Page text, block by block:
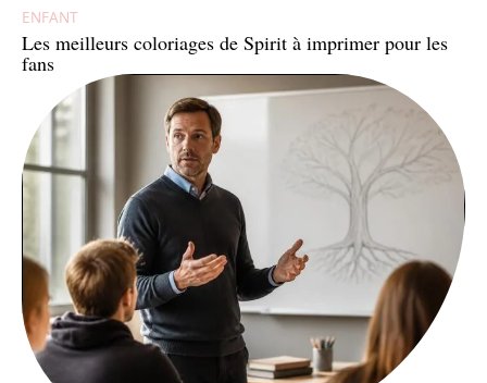
ENFANT
Les meilleurs coloriages de Spirit à imprimer pour les
fans